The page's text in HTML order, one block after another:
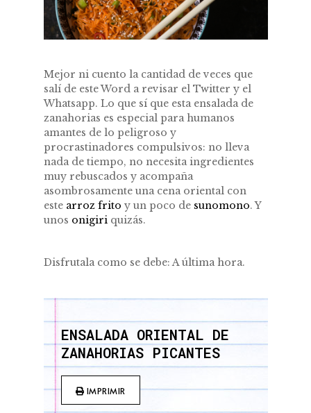
Mejor ni cuento la cantidad de veces que
salí de este Word a revisar el Twitter y el
Whatsapp. Lo que sí que esta ensalada de
zanahorias es especial para humanos
amantes de lo peligroso y
procrastinadores compulsivos: no lleva
nada de tiempo, no necesita ingredientes
muy rebuscados y acompaña
asombrosamente una cena oriental con
este arroz frito y un poco de sunomono. Y
unos onigiriquizás.
Disfrutala como se debe: A última hora.
ENSALADA ORIENTAL DE
ZANAHORIAS PICANTES
IMPRIMIR